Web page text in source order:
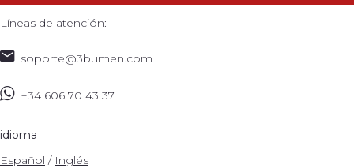
Líneas de atención:
soporte@3bumen.com
+34 606 70 43 37
idioma
Español / Inglés
38 EN 1